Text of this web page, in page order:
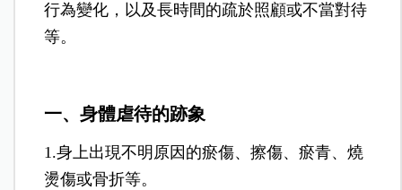
行為變化，以及長時間的疏於照顧或不當對待
等。
一、身體虐待的跡象
1.身上出現不明原因的瘀傷、擦傷、瘀青、燒
燙傷或骨折等。